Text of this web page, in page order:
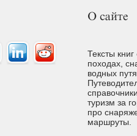
Тексты
походах,
водных
туризм за
про
маршруты.